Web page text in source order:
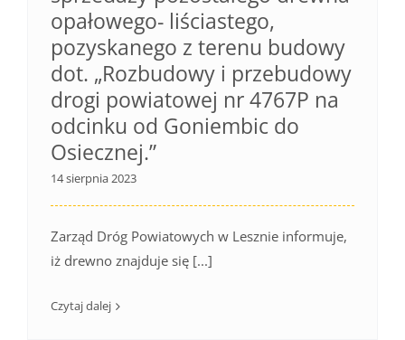
opałowego- liściastego,
pozyskanego z terenu budowy
dot. „Rozbudowy i przebudowy
drogi powiatowej nr 4767P na
odcinku od Goniembic do
Osiecznej.”
14 sierpnia 2023
Zarząd Dróg Powiatowych w Lesznie informuje,
iż drewno znajduje się [...]
Czytaj dalej